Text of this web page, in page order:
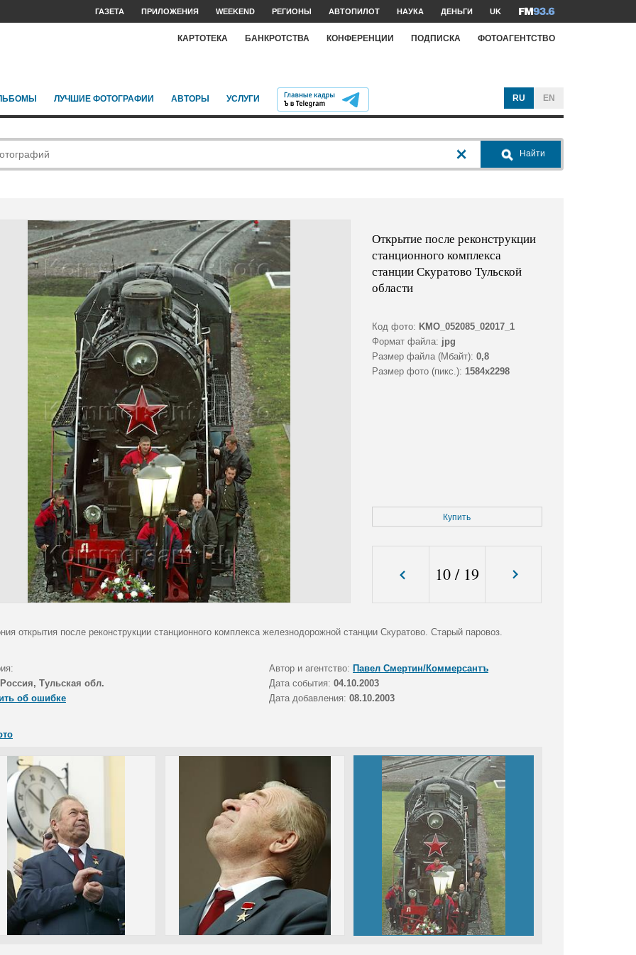
ГАЗЕТА ПРИЛОЖЕНИЯ WEEKEND РЕГИОНЫ АВТОПИЛОТ НАУКА ДЕНЬГИ UK
КАРТОТЕКА БАНКРОТСТВА КОНФЕРЕНЦИИ ПОДПИСКА ФОТОАГЕНТСТВО
ЛУЧШИЕ ФОТОГРАФИИ АВТОРЫ УСЛУГИ RU EN
Найти
Открытие после реконструкции
станционного комплекса
станции Скуратово Тульской
области
Код фото: KMO_052085_02017_1
Формат файла: jpg
Размер файла (Мбайт): 0,8
Размер фото (пикс.): 1584x2298
Купить
10/ 19
открытия после реконструкции станционного комплекса железнодорожной станции Скуратово. Старый паровоз.
Автор и агентство: Павел Смертин/Коммерсантъ
Россия, Тульская обл. Дата события: 04.10.2003
об ошибке
Дата добавления: 08.10.2003